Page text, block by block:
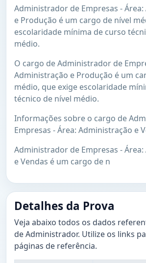
Administrador de Empresas -
e Produção é um cargo de nível
escolaridade mínima de curso
médio.
O cargo de Administrador de
Administração e Produção é um
médio, que exige escolaridade
técnico de nível médio.
Informações sobre o cargo de
Empresas - Área: Administração e
Administrador de Empresas -
e Vendas é um cargo de n
Detalhes da Prova
Veja abaixo todos os dados
de Administrador. Utilize os links
páginas de referência.